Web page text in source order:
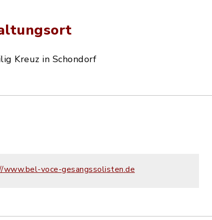
Kreuz in Schondorf
voce-gesangssolisten.de